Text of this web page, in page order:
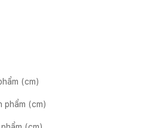
(cm)
phẩm (cm)